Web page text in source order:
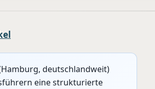
deutschlandweit)
eine strukturierte